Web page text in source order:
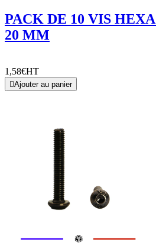
PACK DE 10 VIS
20 MM
1,58€HT
Ajouter au panier